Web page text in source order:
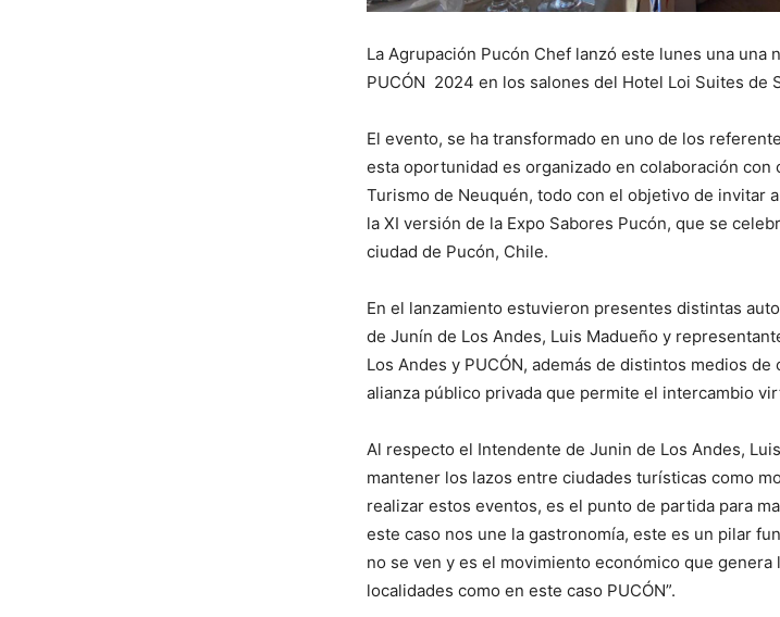
La Agrupación Pucón Chef lanzó este lunes una una
PUCÓN 2024 en los salones del Hotel Loi Suites de
El evento, se ha transformado en uno de los
esta oportunidad es organizado en colaboración con
Turismo de Neuquén, todo con el objetivo de invitar
la XI versión de la Expo Sabores Pucón, que se
ciudad de Pucón, Chile.
En el lanzamiento estuvieron presentes distintas
de Junín de Los Andes, Luis Madueño y
Los Andes y PUCÓN, además de distintos medios
alianza público privada que permite el intercambio
Al respecto el Intendente de Junin de Los Andes,
mantener los lazos entre ciudades turísticas como
realizar estos eventos, es el punto de partida para
este caso nos une la gastronomía, este es un pilar
no se ven y es el movimiento económico que genera
localidades como en este caso PUCÓN”.